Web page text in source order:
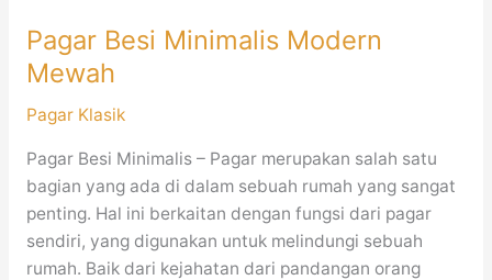
Pagar Besi Minimalis Modern
Mewah
Pagar Klasik
Pagar Besi Minimalis – Pagar merupakan salah satu
bagian yang ada di dalam sebuah rumah yang sangat
penting. Hal ini berkaitan dengan fungsi dari pagar
sendiri, yang digunakan untuk melindungi sebuah
rumah. Baik dari kejahatan dari pandangan orang